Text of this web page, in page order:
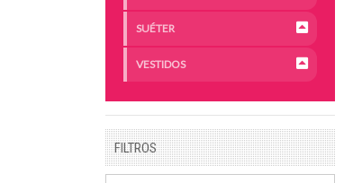
SUÉTER
VESTIDOS
FILTROS